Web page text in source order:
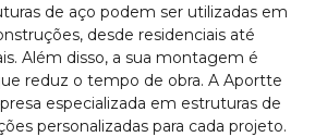
de aço podem ser utilizadas em
desde residenciais até
Além disso, a sua montagem é
reduz o tempo de obra. A Aportte
especializada em estruturas de
personalizadas para cada projeto.